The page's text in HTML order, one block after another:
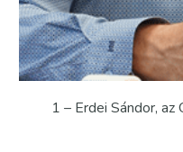
1 – Erdei Sándor, az